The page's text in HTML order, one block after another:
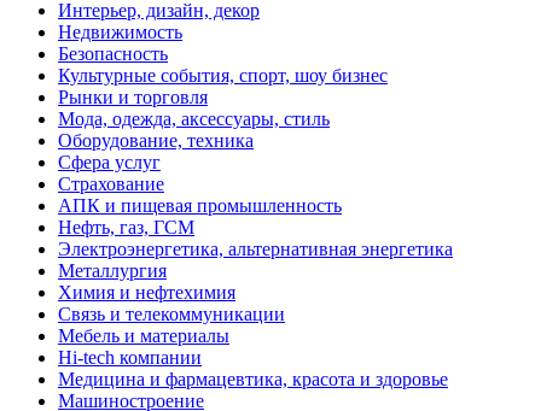
Интерьер, дизайн, декор
Недвижимость
Безопасность
Культурные события, спорт, шоу бизнес
Рынки и торговля
Мода, одежда, аксессуары, стиль
Оборудование, техника
Сфера услуг
Страхование
АПК и пищевая промышленность
Нефть, газ, ГСМ
Электроэнергетика, альтернативная энергетика
Металлургия
Химия и нефтехимия
Связь и телекоммуникации
Мебель и материалы
Hi-tech компании
Медицина и фармацевтика, красота и здоровье
Машиностроение